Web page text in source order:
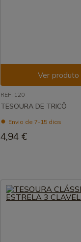
Ver produto
REF: 120
TESOURA DE TRICÔ
Envio de 7-15 dias
4,94 €